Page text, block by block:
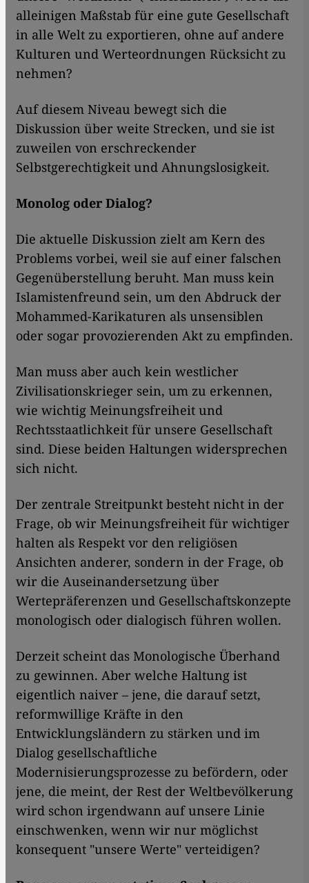
alleinigen Maßstab für eine gute Gesellschaft
in alle Welt zu exportieren, ohne auf andere
Kulturen und Werteordnungen Rücksicht zu
nehmen?
Auf diesem Niveau bewegt sich die
Diskussion über weite Strecken, und sie ist
zuweilen von erschreckender
Selbstgerechtigkeit und Ahnungslosigkeit.
Monolog oder Dialog?
Die aktuelle Diskussion zielt am Kern des
Problems vorbei, weil sie auf einer falschen
Gegenüberstellung beruht. Man muss kein
Islamistenfreund sein, um den Abdruck der
Mohammed-Karikaturen als unsensiblen
oder sogar provozierenden Akt zu empfinden.
Man muss aber auch kein westlicher
Zivilisationskrieger sein, um zu erkennen,
wie wichtig Meinungsfreiheit und
Rechtsstaatlichkeit für unsere Gesellschaft
sind. Diese beiden Haltungen widersprechen
sich nicht.
Der zentrale Streitpunkt besteht nicht in der
Frage, ob wir Meinungsfreiheit für wichtiger
halten als Respekt vor den religiösen
Ansichten anderer, sondern in der Frage, ob
wir die Auseinandersetzung über
Wertepräferenzen und Gesellschaftskonzepte
monologisch oder dialogisch führen wollen.
Derzeit scheint das Monologische Überhand
zu gewinnen. Aber welche Haltung ist
eigentlich naiver – jene, die darauf setzt,
reformwillige Kräfte in den
Entwicklungsländern zu stärken und im
Dialog gesellschaftliche
Modernisierungsprozesse zu befördern, oder
jene, die meint, der Rest der Weltbevölkerung
wird schon irgendwann auf unsere Linie
einschwenken, wenn wir nur möglichst
konsequent "unsere Werte" verteidigen?